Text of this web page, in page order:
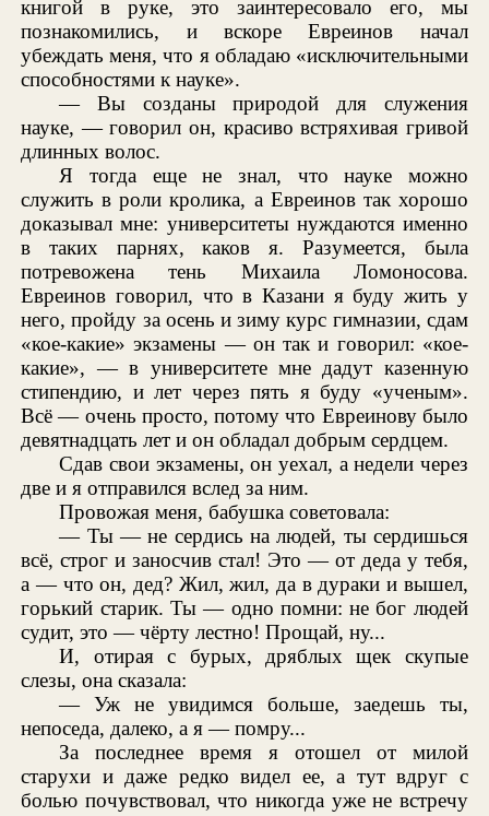
книгой в руке, это заинтересовало его, мы
познакомились, и вскоре Евреинов начал
убеждать меня, что я обладаю «исключительными
способностями к науке».
— Вы созданы природой для служения
науке, — говорил он, красиво встряхивая гривой
длинных волос.
Я тогда еще не знал, что науке можно
служить в роли кролика, а Евреинов так хорошо
доказывал мне: университеты нуждаются именно
в таких парнях, каков я. Разумеется, была
потревожена тень Михаила Ломоносова.
Евреинов говорил, что в Казани я буду жить у
него, пройду за осень и зиму курс гимназии, сдам
«кое-какие» экзамены — он так и говорил: «кое-
какие», — в университете мне дадут казенную
стипендию, и лет через пять я буду «ученым».
Всё — очень просто, потому что Евреинову было
девятнадцать лет и он обладал добрым сердцем.
Сдав свои экзамены, он уехал, а недели через
две и я отправился вслед за ним.
Провожая меня, бабушка советовала:
— Ты — не сердись на людей, ты сердишься
всё, строг и заносчив стал! Это — от деда у тебя,
а — что он, дед? Жил, жил, да в дураки и вышел,
горький старик. Ты — одно помни: не бог людей
судит, это — чёрту лестно! Прощай, ну...
И, отирая с бурых, дряблых щек скупые
слезы, она сказала:
— Уж не увидимся больше, заедешь ты,
непоседа, далеко, а я — помру...
За последнее время я отошел от милой
старухи и даже редко видел ее, а тут вдруг с
болью почувствовал, что никогда уже не встречу